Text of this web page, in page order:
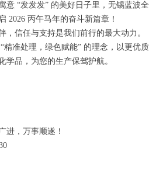
意 “发发发” 的美好日子里，无锡蓝波全
2026 丙午马年的奋斗新篇章！
，信任与支持是我们前行的最大动力。
精准处理，绿色赋能” 的理念，以更优质
学品，为您的生产保驾护航。
进，万事顺遂！